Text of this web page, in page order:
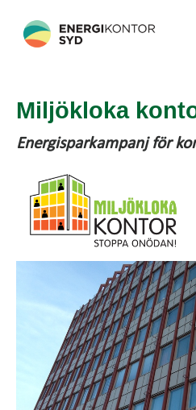
Miljökloka
Energisparkampanj för